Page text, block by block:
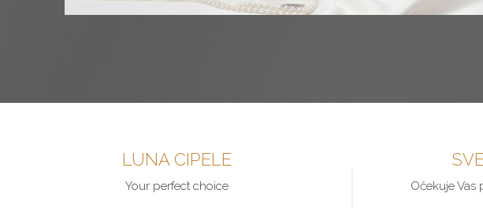
LUNA CIPELE
Your perfect choice Očekuje Vas